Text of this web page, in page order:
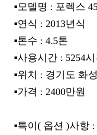
▪︎모델명 : 포렉스
▪︎연식 : 2013년식
▪︎톤수 : 4.5톤
▪︎사용시간 : 5254
▪︎위치 : 경기도 화성
▪︎가격 : 2400만원
▪︎특이( 옵션 )사항 :